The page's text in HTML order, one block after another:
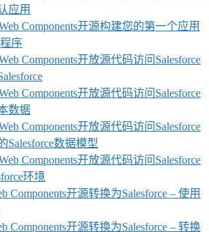
应用
Components开源构建您的第一个应用
序
Components开放源代码访问Salesforce
Components开放源代码访问Salesforce
数据
Components开放源代码访问Salesforce
Salesforce数据模型
Components开放源代码访问Salesforce
环境
Components开源转换为Salesforce – 使用
Components开源转换为Salesforce – 转换